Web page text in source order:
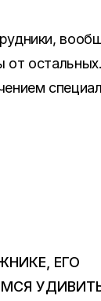
от
ЕГО